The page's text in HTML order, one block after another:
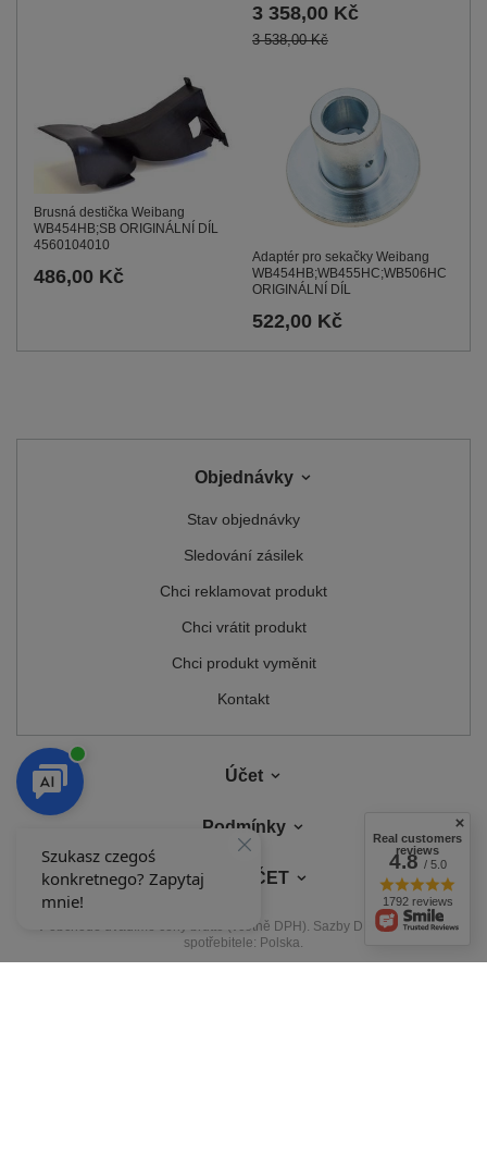
3 358,00 Kč
3 538,00 Kč
Brusná destička Weibang
WB454HB;SB ORIGINÁLNÍ DÍL
4560104010
486,00 Kč
Adaptér pro sekačky Weibang
WB454HB;WB455HC;WB506HC
ORIGINÁLNÍ DÍL
522,00 Kč
Objednávky
Stav objednávky
Sledování zásilek
Chci reklamovat produkt
Chci vrátit produkt
Chci produkt vyměnit
Kontakt
Účet
Podmínky
MŮJ ÚČET
V obchodě uvádíme ceny brutto (včetně DPH). Sazby DPH pro domácí
spotřebitele: Polska
Real customers
reviews
4.8/ 5.0
1792 reviews